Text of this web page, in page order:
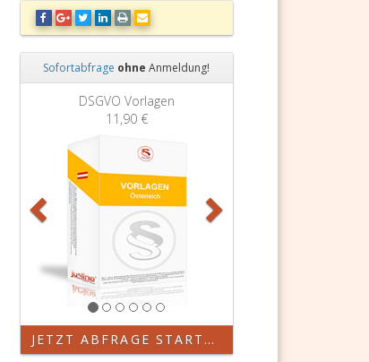
Sofortabfrage ohne Anmeldung!
DSGVO Vorlagen
11,90 €
Zurück
JETZT ABFRAGE STARTEN